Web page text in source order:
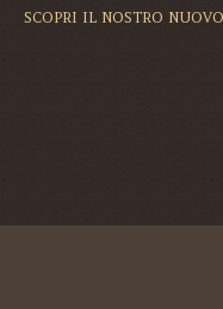
SCOPRI IL NOSTRO